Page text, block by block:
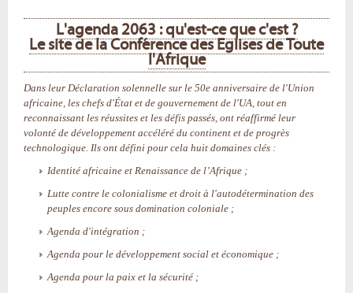
L'agenda 2063 : qu'est-ce que c'est ?
Le site de la Conférence des Eglises de Toute
l'Afrique
Dans leur Déclaration solennelle sur le 50e anniversaire de l'Union
africaine, les chefs d'État et de gouvernement de l'UA, tout en
reconnaissant les réussites et les défis passés, ont réaffirmé leur
volonté de développement accéléré du continent et de progrès
technologique. Ils ont défini pour cela huit domaines clés :
Identité africaine et Renaissance de l’Afrique ;
Lutte contre le colonialisme et droit à l'autodétermination des
peuples encore sous domination coloniale ;
Agenda d'intégration ;
Agenda pour le développement social et économique ;
Agenda pour la paix et la sécurité ;